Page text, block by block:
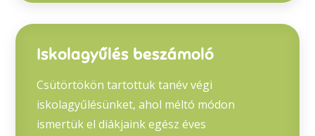
Iskolagyűlés beszámoló
Csütörtökön tartottuk tanév végi
iskolagyűlésünket, ahol méltó módon
ismertük el diákjaink egész éves